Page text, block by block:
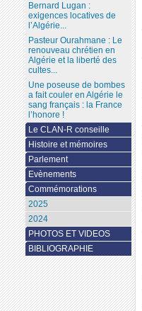
Bernard Lugan :
exigences locatives de
l’Algérie...
Pasteur Ourahmane : Le
renouveau chrétien en
Algérie et la liberté des
cultes...
Une poseuse de bombes
a fait couler en Algérie le
sang français : la France
l’honore !
Le CLAN-R conseille
Histoire et mémoires
Parlement
Evènements
Commémorations
2025
2024
PHOTOS ET VIDEOS
BIBLIOGRAPHIE